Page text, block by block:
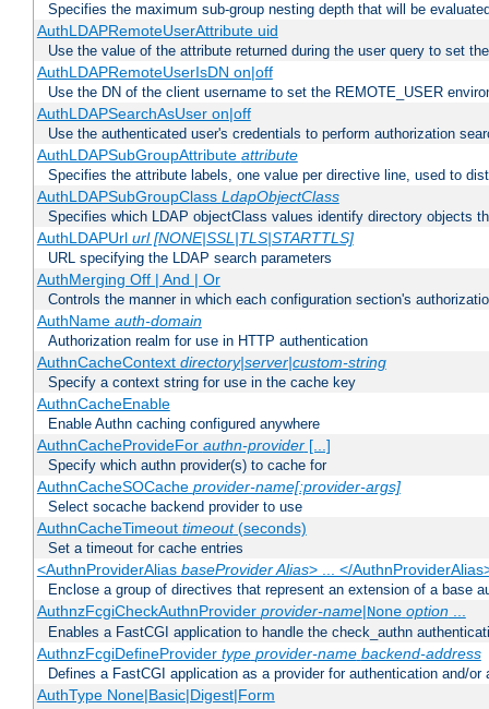
Specifies the maximum sub-group nesting depth that will be
AuthLDAPRemoteUserAttribute uid
Use the value of the attribute returned during the user query to set
AuthLDAPRemoteUserIsDN on|off
Use the DN of the client username to set the REMOTE_USER
AuthLDAPSearchAsUser on|off
Use the authenticated user's credentials to perform authorization
AuthLDAPSubGroupAttribute attribute
Specifies the attribute labels, one value per directive line, used to
AuthLDAPSubGroupClass LdapObjectClass
Specifies which LDAP objectClass values identify directory objects
AuthLDAPUrl url [NONE|SSL|TLS|STARTTLS]
URL specifying the LDAP search parameters
AuthMerging Off | And | Or
Controls the manner in which each configuration section's
AuthName auth-domain
Authorization realm for use in HTTP authentication
AuthnCacheContext directory|server|custom-string
Specify a context string for use in the cache key
AuthnCacheEnable
Enable Authn caching configured anywhere
AuthnCacheProvideFor authn-provider[...]
Specify which authn provider(s) to cache for
AuthnCacheSOCache provider-name[:provider-args]
Select socache backend provider to use
AuthnCacheTimeout timeout(seconds)
Set a timeout for cache entries
<AuthnProviderAlias baseProvider Alias> ... </
Enclose a group of directives that represent an extension of a base
AuthnzFcgiCheckAuthnProvider provider-name|None option...
Enables a FastCGI application to handle the check_authn
AuthnzFcgiDefineProvider type provider-name backend-address
Defines a FastCGI application as a provider for authentication and/or
AuthType None|Basic|Digest|Form